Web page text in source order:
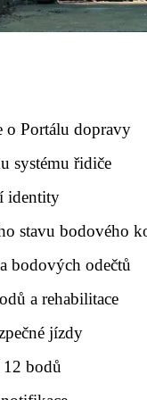
o Portálu dopravy
systému řidiče
identity
stavu bodového
bodových odečtů
a rehabilitace
jízdy
bodů